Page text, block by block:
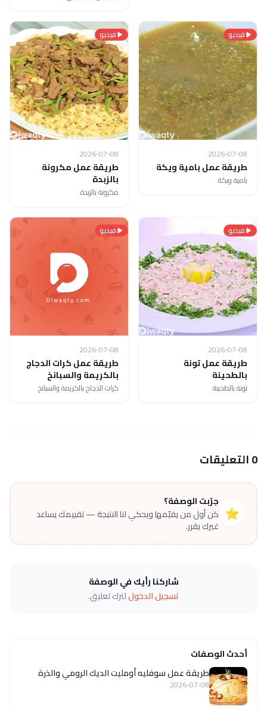
فيديو
2026-07-08
طريقة عمل بامية ويكة
بامية ويكة
فيديو
2026-07-08
طريقة عمل مكرونة
بالزبدة
مكرونة بالزبدة
فيديو
2026-07-08
طريقة عمل تونة
بالطحينة
تونة بالطحينة
فيديو
2026-07-08
طريقة عمل كرات الدجاج
بالكريمة والسبانخ
كرات الدجاج بالكريمة والسبانخ
0 التعليقات
⭐
جرّبت الوصفة؟
كن أول من يقيّمها ويحكي لنا النتيجة — تقييمك يساعد
غيرك يقرر.
شاركنا رأيك في الوصفة
تسجيل الدخوللترك تعليق.
أحدث الوصفات
طريقة عمل سوفليه أومليت الديك الرومي والذرة
2026-07-08